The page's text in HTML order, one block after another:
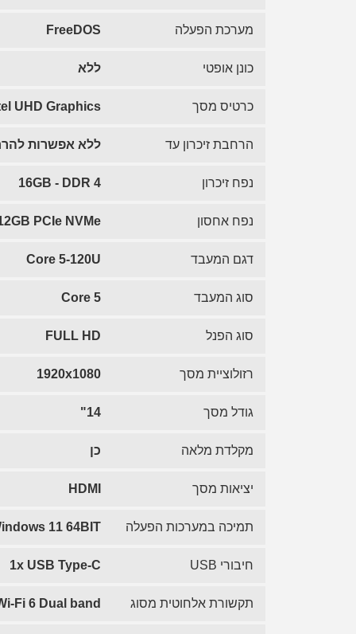
מערכת הפעלה FreeDOS
כונן אופטי ללא
כרטיס מסך UHD Graphics
הרחבת זיכרון עד ללא אפשרות
נפח זיכרון 16GB - DDR 4
נפח אחסון 512GB PCIe NVMe
דגם המעבד Core 5-120U
סוג המעבד Core 5
סוג הפנל FULL HD
רזולוציית מסך 1920x1080
גודל מסך 14"
מקלדת מלאה כן
יציאות מסך HDMI
תמיכה במערכות הפעלה 11 64BIT
חיבורי USB 1x USB Type-C
תקשורת אלחוטית מסוג Fi 6 Dual band